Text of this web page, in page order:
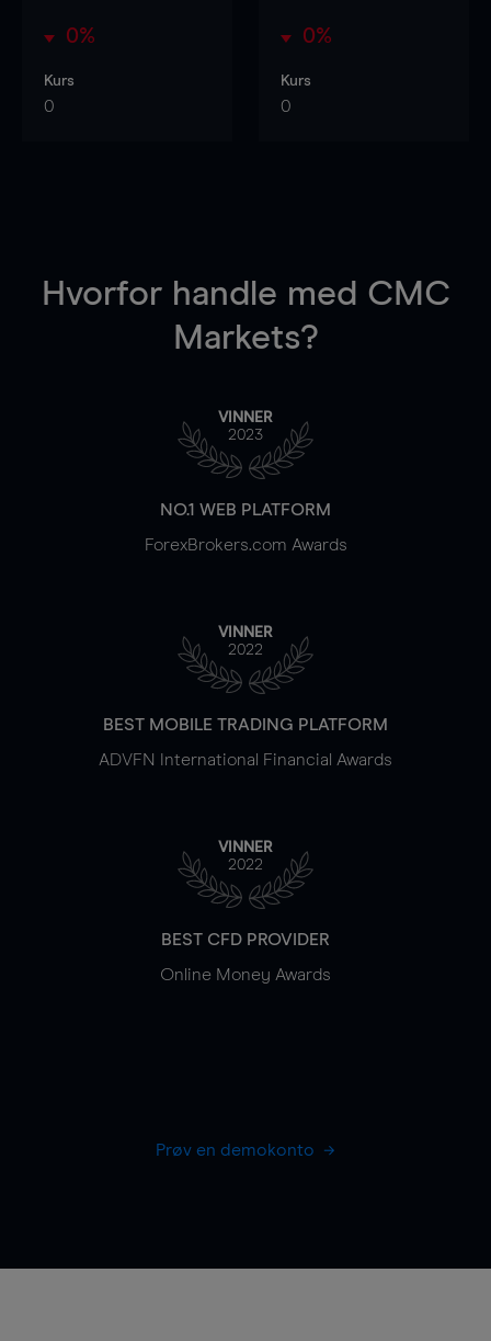
0%
Kurs
0
0%
Kurs
0
Hvorfor handle med CMC
Markets?
VINNER
2023
NO.1 WEB PLATFORM
ForexBrokers.com Awards
VINNER
2022
BEST MOBILE TRADING PLATFORM
ADVFN International Financial Awards
VINNER
2022
BEST CFD PROVIDER
Online Money Awards
Prøv en demokonto